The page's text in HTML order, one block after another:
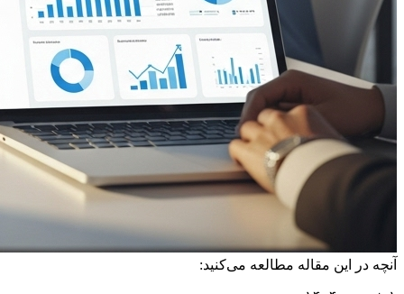
آنچه در این مقاله مطالعه می‌کنید: